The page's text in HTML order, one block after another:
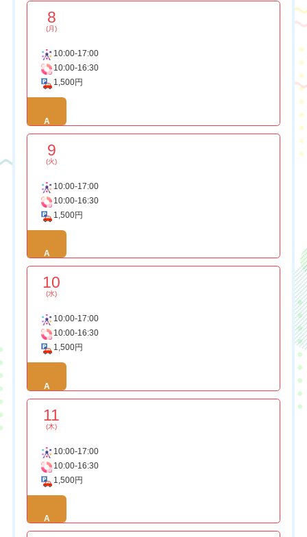
8
(月)
10:00-17:00
10:00-16:30
1,500円
A
9
(火)
10:00-17:00
10:00-16:30
1,500円
A
10
(水)
10:00-17:00
10:00-16:30
1,500円
A
11
(木)
10:00-17:00
10:00-16:30
1,500円
A